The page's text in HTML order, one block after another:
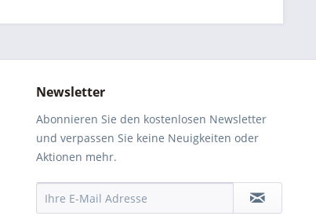
Newsletter
Abonnieren Sie den kostenlosen Newsletter
und verpassen Sie keine Neuigkeiten oder
Aktionen mehr.